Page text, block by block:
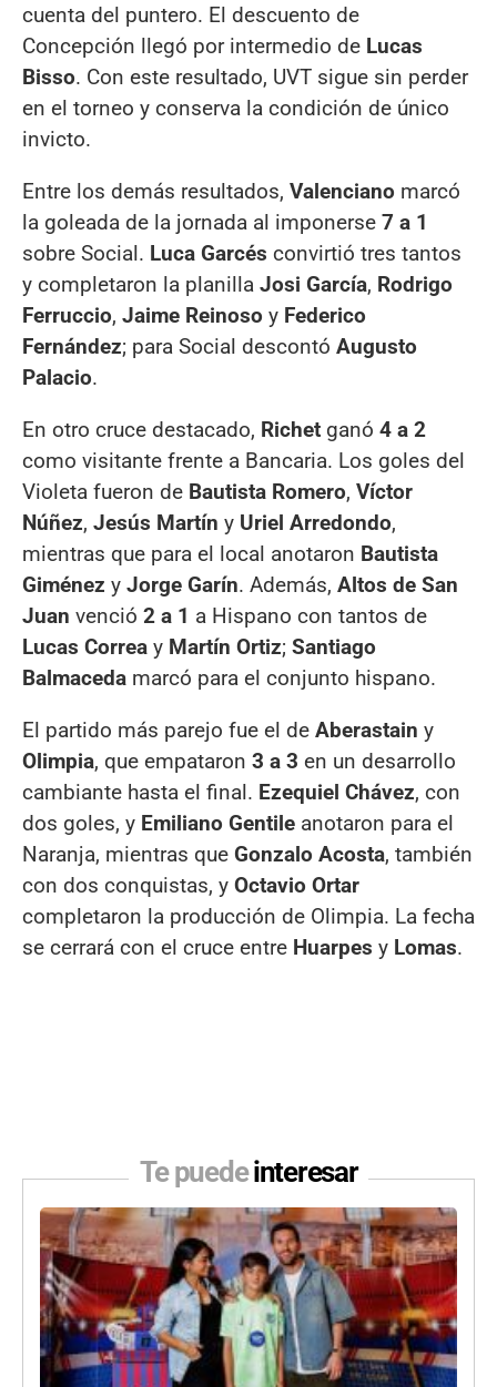
cuenta del puntero. El descuento de
Concepción llegó por intermedio de Lucas
Bisso. Con este resultado, UVT sigue sin perder
en el torneo y conserva la condición de único
invicto.
Entre los demás resultados, Valenciano marcó
la goleada de la jornada al imponerse 7 a 1
sobre Social. Luca Garcés convirtió tres tantos
y completaron la planilla Josi García, Rodrigo
Ferruccio, Jaime Reinoso y Federico
Fernández; para Social descontó Augusto
Palacio.
En otro cruce destacado, Richet ganó 4 a 2
como visitante frente a Bancaria. Los goles del
Violeta fueron de Bautista Romero, Víctor
Núñez, Jesús Martín y Uriel Arredondo,
mientras que para el local anotaron Bautista
Giménez y Jorge Garín. Además, Altos de San
Juan venció 2 a 1 a Hispano con tantos de
Lucas Correa y Martín Ortiz; Santiago
Balmaceda marcó para el conjunto hispano.
El partido más parejo fue el de Aberastain y
Olimpia, que empataron 3 a 3 en un desarrollo
cambiante hasta el final. Ezequiel Chávez, con
dos goles, y Emiliano Gentile anotaron para el
Naranja, mientras que Gonzalo Acosta, también
con dos conquistas, y Octavio Ortar
completaron la producción de Olimpia. La fecha
se cerrará con el cruce entre Huarpes y Lomas.
Te puedeinteresar